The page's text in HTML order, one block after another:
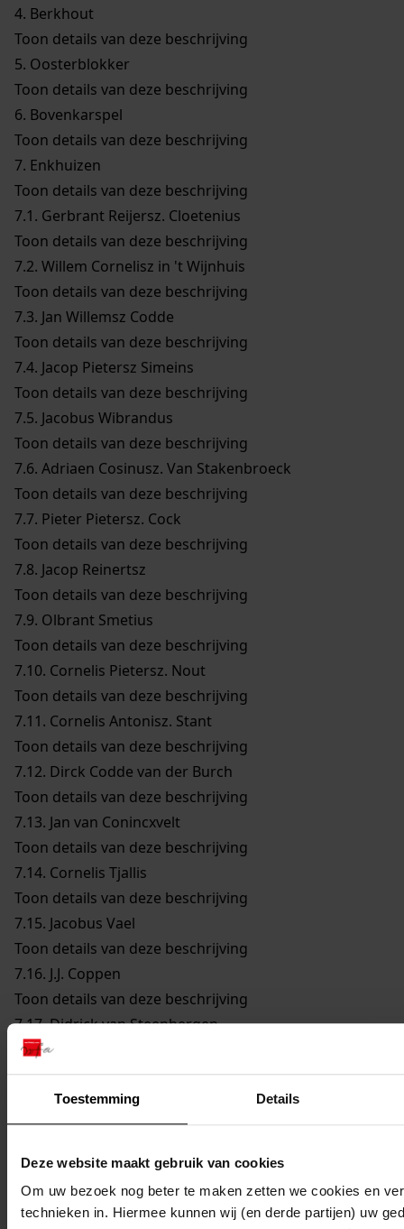
Toestemming Details
Deze website maakt gebruik van cookies
Om uw bezoek nog beter te maken zetten we cookies en
technieken in. Hiermee kunnen wij (en derde partijen) uw
4. Berkhout
Toon details van deze beschrijving
5. Oosterblokker
Toon details van deze beschrijving
6. Bovenkarspel
Toon details van deze beschrijving
7. Enkhuizen
Toon details van deze beschrijving
7.1. Gerbrant Reijersz. Cloetenius
Toon details van deze beschrijving
7.2. Willem Cornelisz in 't Wijnhuis
Toon details van deze beschrijving
7.3. Jan Willemsz Codde
Toon details van deze beschrijving
7.4. Jacop Pietersz Simeins
Toon details van deze beschrijving
7.5. Jacobus Wibrandus
Toon details van deze beschrijving
7.6. Adriaen Cosinusz. Van Stakenbroeck
Toon details van deze beschrijving
7.7. Pieter Pietersz. Cock
Toon details van deze beschrijving
7.8. Jacop Reinertsz
Toon details van deze beschrijving
7.9. Olbrant Smetius
Toon details van deze beschrijving
7.10. Cornelis Pietersz. Nout
Toon details van deze beschrijving
7.11. Cornelis Antonisz. Stant
Toon details van deze beschrijving
7.12. Dirck Codde van der Burch
Toon details van deze beschrijving
7.13. Jan van Conincxvelt
Toon details van deze beschrijving
7.14. Cornelis Tjallis
Toon details van deze beschrijving
7.15. Jacobus Vael
Toon details van deze beschrijving
7.16. J.J. Coppen
Toon details van deze beschrijving
7.17.Didrick van Steenbergen
Toon details van deze beschrijving
7.18.Reijer Claesz. Sampson
Toon details van deze beschrijving
7.19.Remmet Jansz. Keijser
Joannes Cleyers
Toon details van deze beschrijving